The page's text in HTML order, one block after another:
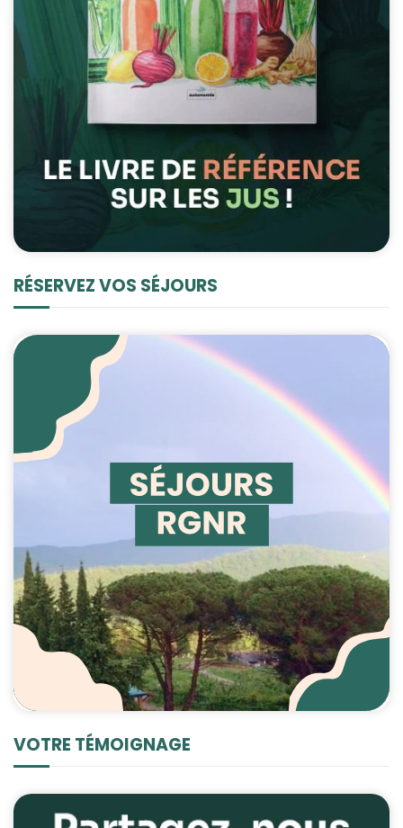
RÉSERVEZ VOS SÉJOURS
VOTRE TÉMOIGNAGE